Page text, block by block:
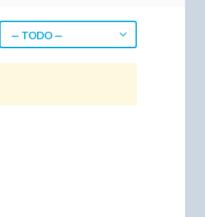
— TODO —